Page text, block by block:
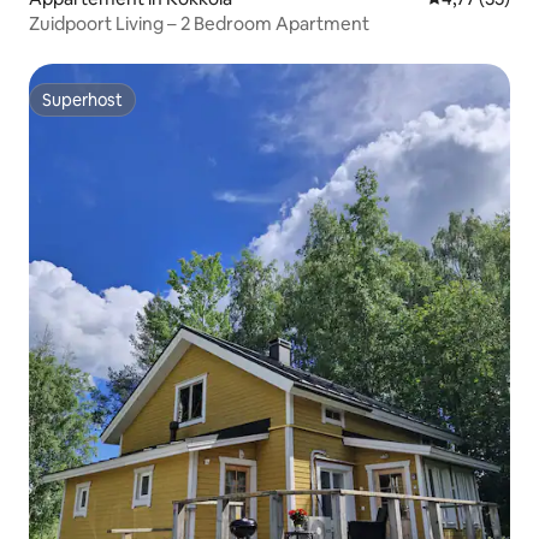
Zuidpoort Living – 2 Bedroom Apartment
Superhost
Superhost